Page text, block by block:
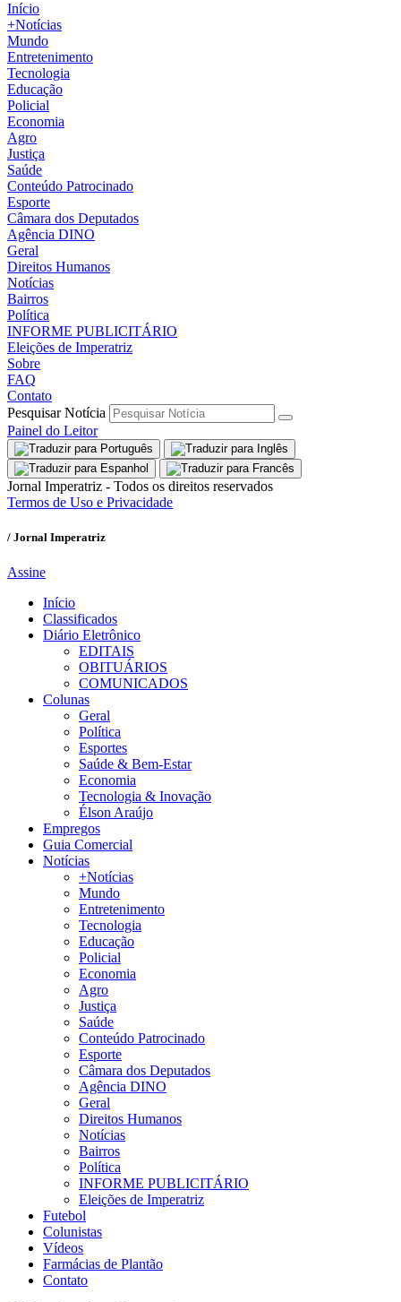
Início
+Notícias
Mundo
Entretenimento
Tecnologia
Educação
Policial
Economia
Agro
Justiça
Saúde
Conteúdo Patrocinado
Esporte
Câmara dos Deputados
Agência DINO
Geral
Direitos Humanos
Notícias
Bairros
Política
INFORME PUBLICITÁRIO
Eleições de Imperatriz
Sobre
FAQ
Contato
Pesquisar Notícia
Painel do Leitor
Jornal Imperatriz - Todos os direitos reservados
Termos de Uso e Privacidade
/ Jornal Imperatriz
Assine
Início
Classificados
Diário Eletrônico
EDITAIS
OBITUÁRIOS
COMUNICADOS
Colunas
Geral
Política
Esportes
Saúde & Bem-Estar
Economia
Tecnologia & Inovação
Élson Araújo
Empregos
Guia Comercial
Notícias
+Notícias
Mundo
Entretenimento
Tecnologia
Educação
Policial
Economia
Agro
Justiça
Saúde
Conteúdo Patrocinado
Esporte
Câmara dos Deputados
Agência DINO
Geral
Direitos Humanos
Notícias
Bairros
Política
INFORME PUBLICITÁRIO
Eleições de Imperatriz
Futebol
Colunistas
Vídeos
Farmácias de Plantão
Contato